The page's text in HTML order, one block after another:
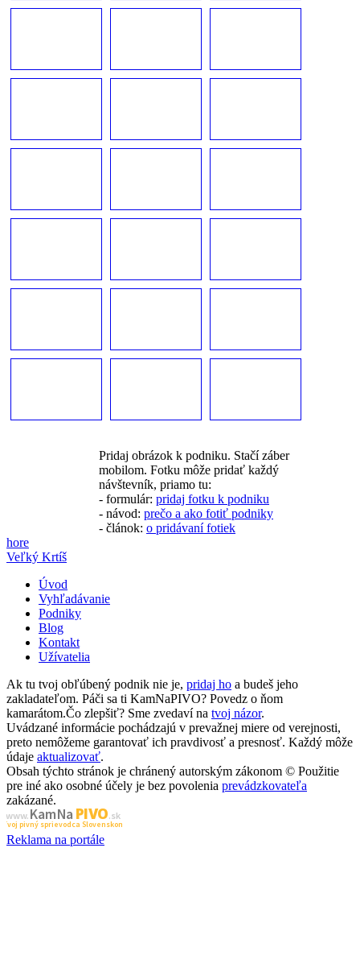
Pridaj obrázok k podniku. Stačí záber
mobilom. Fotku môže pridať každý
návštevník, priamo tu:
- formulár: pridaj fotku k podniku
- návod: prečo a ako fotiť podniky
- článok: o pridávaní fotiek
hore
Veľký Krtíš
Úvod
Vyhľadávanie
Podniky
Blog
Kontakt
Užívatelia
Ak tu tvoj obľúbený podnik nie je, pridaj ho a budeš jeho
zakladateľom. Páči sa ti KamNaPIVO? Povedz o ňom
kamarátom.Čo zlepšiť? Sme zvedaví na tvoj názor.
Uvádzané informácie pochádzajú v prevažnej miere od verejnosti,
preto nemôžeme garantovať ich pravdivosť a presnosť. Každý môže
údaje aktualizovať.
Obsah týchto stránok je chránený autorským zákonom © Použitie
pre iné ako osobné účely je bez povolenia prevádzkovateľa
zakázané.
www.Kam Na PIVO.sk
Tvoj pivný sprievodca Slovenskom
Reklama na portále